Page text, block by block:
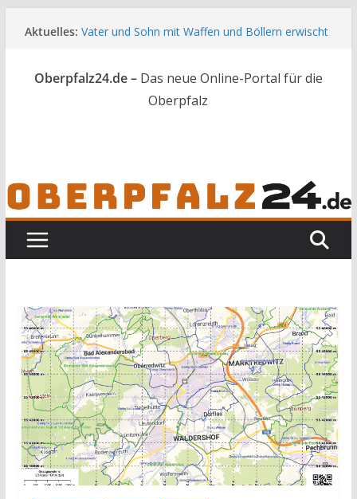
Inhalt
Aktuelles: Vater und Sohn mit Waffen und Böllern erwischt
Audi prallt gegen Brückengeländer in Weiden
Ortsumgehung Waldershof ist eröffnet
Deutsch-amerikanischer Schüleraustausch zu
Oberpfalz24.de – Das neue Online-Portal für die
Oberpfalz